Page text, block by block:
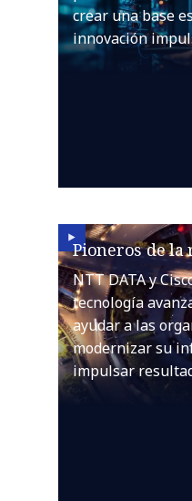
crear una base
innovación
Pioneros de
NTT DATA y
tecnología
ayudar a las
modernizar su
impulsar